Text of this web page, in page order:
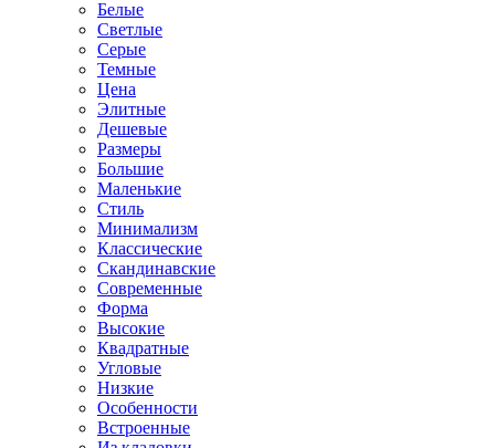
Белые
Светлые
Серые
Темные
Цена
Элитные
Дешевые
Размеры
Большие
Маленькие
Стиль
Минимализм
Классические
Скандинавские
Современные
Форма
Высокие
Квадратные
Угловые
Низкие
Особенности
Встроенные